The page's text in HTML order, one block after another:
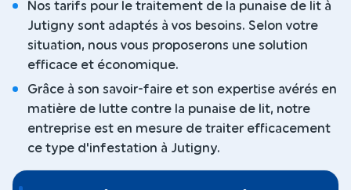
Nos tarifs pour le traitement de la punaise de lit à
Jutigny sont adaptés à vos besoins. Selon votre
situation, nous vous proposerons une solution
efficace et économique.
Grâce à son savoir-faire et son expertise avérés en
matière de lutte contre la punaise de lit, notre
entreprise est en mesure de traiter efficacement
ce type d'infestation à Jutigny.